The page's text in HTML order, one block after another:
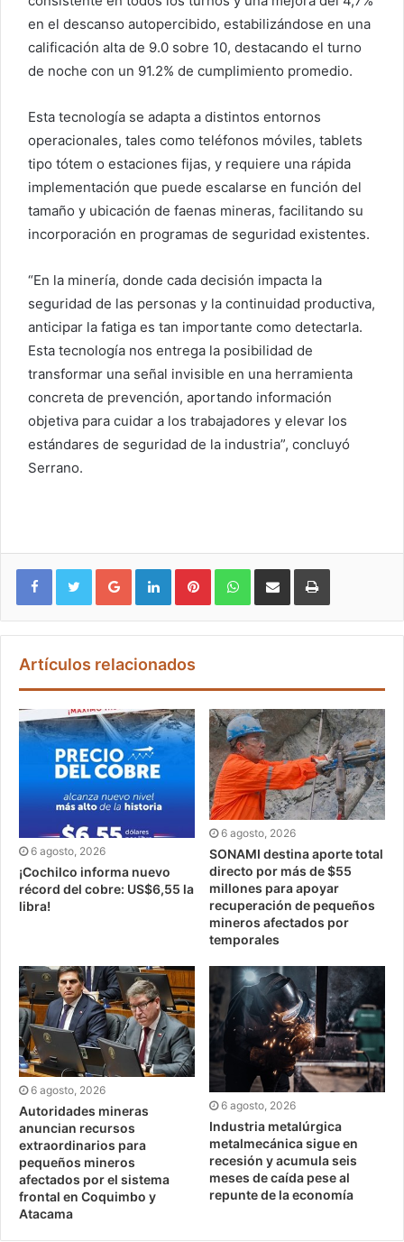
en el descanso autopercibido, estabilizándose en una
calificación alta de 9.0 sobre 10, destacando el turno
de noche con un 91.2% de cumplimiento promedio.
Esta tecnología se adapta a distintos entornos
operacionales, tales como teléfonos móviles, tablets
tipo tótem o estaciones fijas, y requiere una rápida
implementación que puede escalarse en función del
tamaño y ubicación de faenas mineras, facilitando su
incorporación en programas de seguridad existentes.
“En la minería, donde cada decisión impacta la
seguridad de las personas y la continuidad productiva,
anticipar la fatiga es tan importante como detectarla.
Esta tecnología nos entrega la posibilidad de
transformar una señal invisible en una herramienta
concreta de prevención, aportando información
objetiva para cuidar a los trabajadores y elevar los
estándares de seguridad de la industria”, concluyó
Serrano.
Google+ LinkedIn Pinterest WhatsApp
Artículos relacionados
6 agosto, 2026
¡Cochilco informa nuevo
récord del cobre: US$6,55 la
libra!
6 agosto, 2026
SONAMI destina aporte total
directo por más de $55
millones para apoyar
recuperación de pequeños
mineros afectados por
temporales
6 agosto, 2026
Autoridades mineras
anuncian recursos
extraordinarios para
pequeños mineros
afectados por el sistema
frontal en Coquimbo y
Atacama
6 agosto, 2026
Industria metalúrgica
metalmecánica sigue en
recesión y acumula seis
meses de caída pese al
repunte de la economía